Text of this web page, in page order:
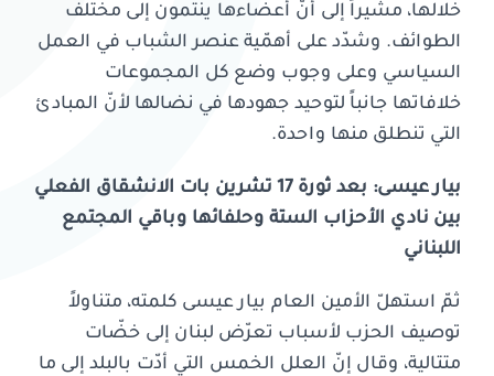
خلالها، مشيراً إلى أنّ أعضاءها ينتمون إلى مختلف
الطوائف. وشدّد على أهمّية عنصر الشباب في العمل
السياسي وعلى وجوب وضع كل المجموعات
خلافاتها جانباً لتوحيد جهودها في نضالها لأنّ المبادئ
التي تنطلق منها واحدة.
بيار عيسى: بعد ثورة 17 تشرين بات الانشقاق الفعلي
بين نادي الأحزاب الستة وحلفائها وباقي المجتمع
اللبناني
ثمّ استهلّ الأمين العام بيار عيسى كلمته، متناولاً
توصيف الحزب لأسباب تعرّض لبنان إلى خضّات
متتالية، وقال إنّ العلل الخمس التي أدّت بالبلد إلى ما